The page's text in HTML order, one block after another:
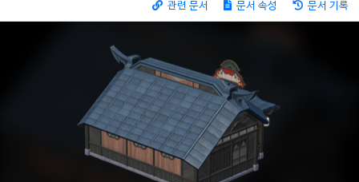
관련 문서 문서 속성 문서 기록